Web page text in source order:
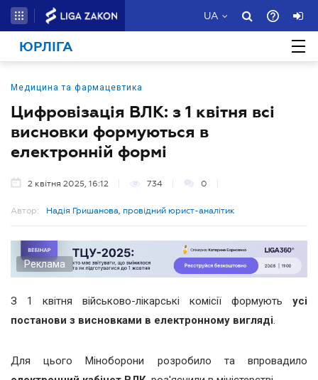
UA
ЮРЛІГА
Медицина та фармацевтика
Цифровізація ВЛК: з 1 квітня всі
висновки формуються в
електронній формі
2 квітня 2025, 16:12 734 0
Автор: Надія Гришанова, провідний юрист-аналітик
Реклама
З 1 квітня військово-лікарські комісії формують усі
постанови з висновками в електронному вигляді.
Для цього Міноборони розробило та впровадило